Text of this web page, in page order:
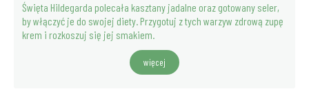
Święta Hildegarda polecała kasztany jadalne oraz gotowany seler,
by włączyć je do swojej diety. Przygotuj z tych warzyw zdrową zupę
krem i rozkoszuj się jej smakiem.
więcej